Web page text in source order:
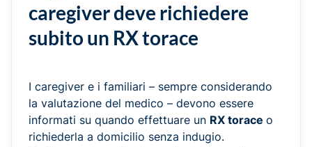
caregiver deve richiedere
subito un RX torace
I caregiver e i familiari – sempre considerando
la valutazione del medico – devono essere
informati su quando effettuare un RX torace o
richiederla a domicilio senza indugio.